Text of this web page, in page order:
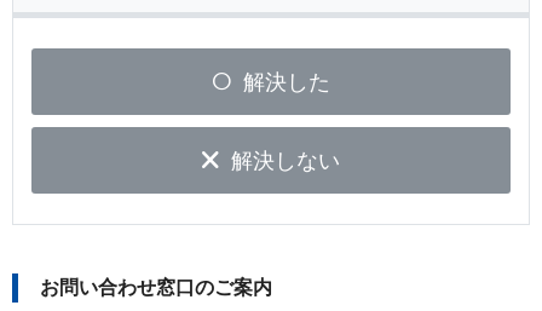
解決した
解決しない
お問い合わせ窓口のご案内